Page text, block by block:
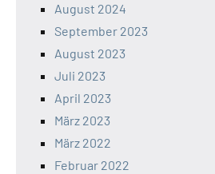
August 2024
September 2023
August 2023
Juli 2023
April 2023
März 2023
März 2022
Februar 2022